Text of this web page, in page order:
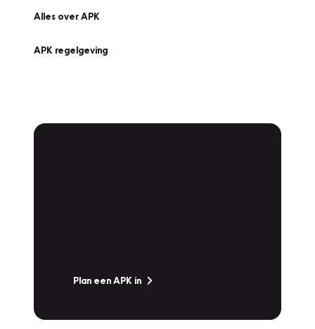
Alles over APK
APK regelgeving
Plan een APK in